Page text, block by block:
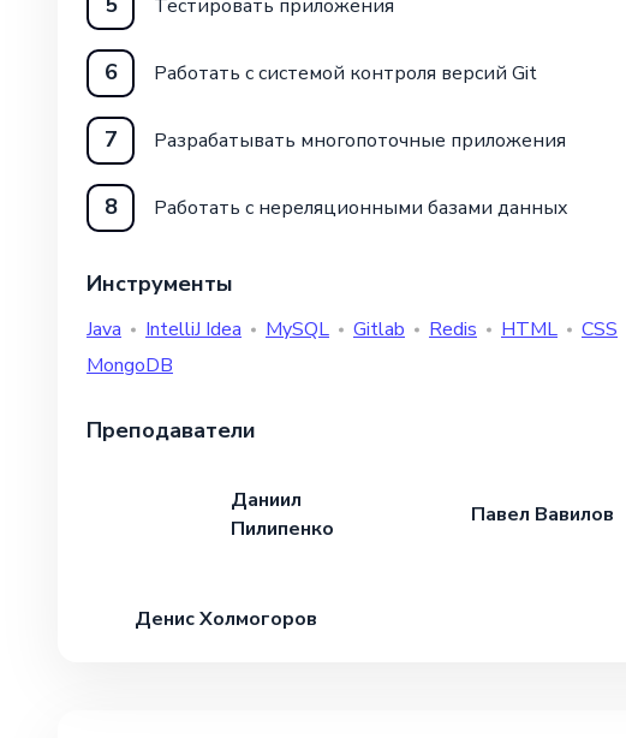
Тестировать приложения
6 Работать с системой контроля версий Git
7 Разрабатывать многопоточные приложения
8 Работать с нереляционными базами данных
Инструменты
Java IntelliJ Idea MySQL Gitlab Redis HTML CSS
MongoDB
Преподаватели
Даниил
Пилипенко
Павел Вавилов
Денис Холмогоров